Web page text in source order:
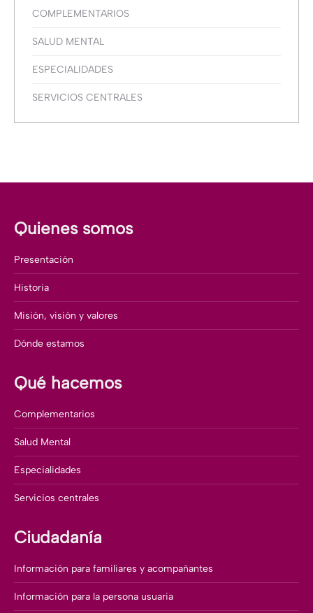
COMPLEMENTARIOS
SALUD MENTAL
ESPECIALIDADES
SERVICIOS CENTRALES
Quienes somos
Presentación
Historia
Misión, visión y valores
Dónde estamos
Qué hacemos
Complementarios
Salud Mental
Especialidades
Servicios centrales
Ciudadanía
Información para familiares y acompañantes
Información para la persona usuaria